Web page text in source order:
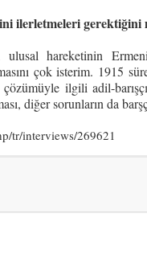
ilerletmeleri gerektiğini
hareketinin
çok isterim. 1915
ilgili adil-
diğer sorunların da
tr/interviews/269621